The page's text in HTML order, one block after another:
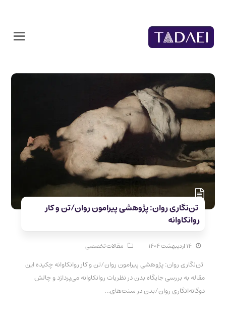
تن‌نگاری روان: پژوهشی پیرامون روان/تن و کار
روانکاوانه
۱۴ اردیبهشت ۱۴۰۴ مقالات تخصصی
تن‌نگاری روان: پژوهشی پیرامون روان/تن و کار روانکاوانه چکیده این
مقاله به بررسی جایگاه بدن در نظریات روانکاوانه می‌پردازد و چالش
دوگانه‌انگاری روان/بدن در سنت‌های…